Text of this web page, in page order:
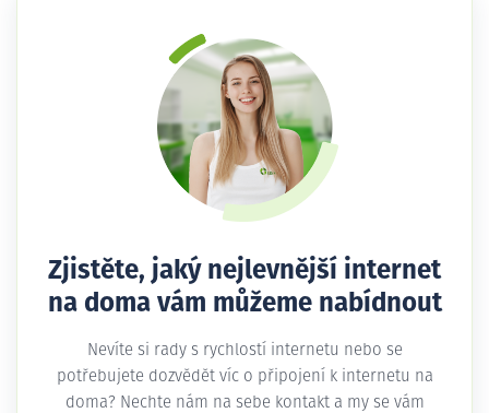
Zjistěte, jaký nejlevnější internet
na doma vám můžeme nabídnout
Nevíte si rady s rychlostí internetu nebo se
potřebujete dozvědět víc o připojení k internetu na
doma? Nechte nám na sebe kontakt a my se vám